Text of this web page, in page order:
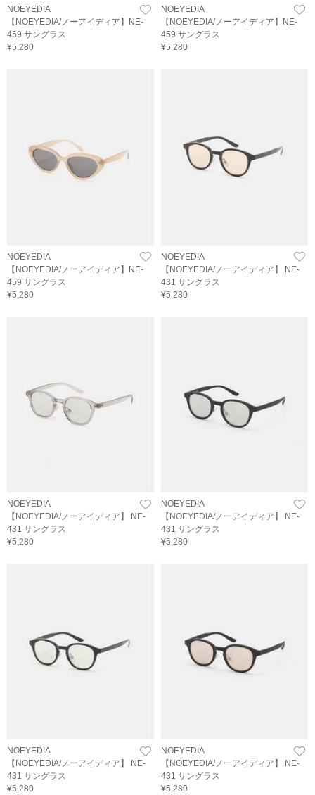
NOEYEDIA
【NOEYEDIA/ノーアイディア】NE-
459 サングラス
¥5,280
NOEYEDIA
【NOEYEDIA/ノーアイディア】NE-
459 サングラス
¥5,280
NOEYEDIA
【NOEYEDIA/ノーアイディア】NE-
459 サングラス
¥5,280
NOEYEDIA
【NOEYEDIA/ノーアイディア】 NE-
431 サングラス
¥5,280
NOEYEDIA
【NOEYEDIA/ノーアイディア】 NE-
431 サングラス
¥5,280
NOEYEDIA
【NOEYEDIA/ノーアイディア】 NE-
431 サングラス
¥5,280
NOEYEDIA
【NOEYEDIA/ノーアイディア】 NE-
431 サングラス
¥5,280
NOEYEDIA
【NOEYEDIA/ノーアイディア】 NE-
431 サングラス
¥5,280